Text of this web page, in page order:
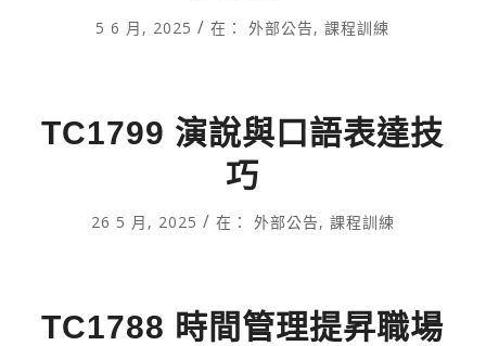
5 6 月, 2025 / 在：外部公告,課程訓練
TC1799 演說與口語表達技
巧
26 5 月, 2025 / 在： 外部公告, 課程訓練
TC1788 時間管理提昇職場